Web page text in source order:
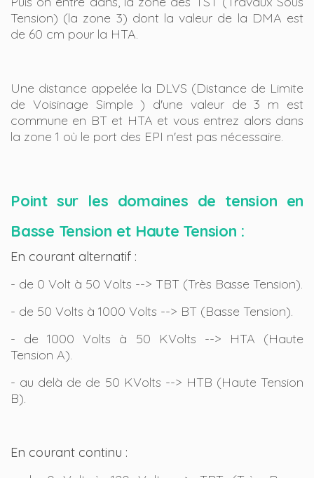
Tension) (la zone 3) dont la valeur de la DMA est
de 60 cm pour la HTA.
Une distance appelée la DLVS (Distance de Limite
de Voisinage Simple ) d'une valeur de 3 m est
commune en BT et HTA et vous entrez alors dans
la zone 1 où le port des EPI n'est pas nécessaire.
Point sur les domaines de tension en
Basse Tension et Haute Tension :
En courant alternatif :
- de 0 Volt à 50 Volts --> TBT (Très Basse Tension).
- de 50 Volts à 1000 Volts --> BT (Basse Tension).
- de 1000 Volts à 50 KVolts --> HTA (Haute
Tension A).
- au delà de de 50 KVolts --> HTB (Haute Tension
B).
En courant continu :